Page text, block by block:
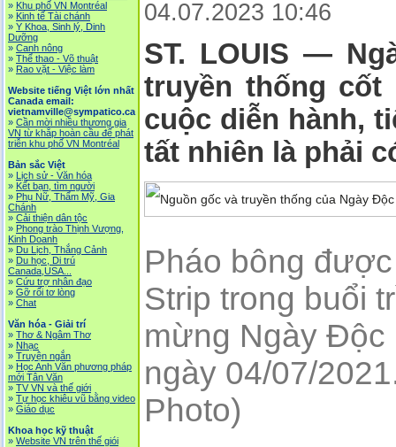
» Khu phố VN Montréal
» Kinh tế Tài chánh
» Y Khoa, Sinh lý, Dinh
Dưỡng
» Canh nông
» Thể thao - Võ thuật
» Rao vặt - Việc làm
Website tiếng Việt lớn nhất
Canada email:
vietnamville@sympatico.ca
» Cần mời nhiều thương gia
VN từ khắp hoàn cầu để phát
triễn khu phố VN Montréal
Bản sắc Việt
» Lịch sử - Văn hóa
» Kết bạn, tìm người
» Phụ Nữ, Thẩm Mỹ, Gia
Chánh
» Cải thiện dân tộc
» Phong trào Thịnh Vượng,
Kinh Doanh
» Du Lịch, Thắng Cảnh
» Du học, Di trú
Canada,USA...
» Cứu trợ nhân đạo
» Gỡ rối tơ lòng
» Chat
Văn hóa - Giải trí
» Thơ & Ngâm Thơ
» Nhạc
» Truyện ngắn
» Học Anh Văn phương pháp
mới Tân Văn
» TV VN và thế giới
» Tự học khiêu vũ bằng video
» Giáo dục
Khoa học kỹ thuật
» Website VN trên thế giói
04.07.2023 10:46
ST. LOUIS —
truyền thống
cuộc diễn hành,
tất nhiên là phải
Pháo bông
Strip trong buổi
mừng Ngày Độc
ngày 04/07/
Photo)